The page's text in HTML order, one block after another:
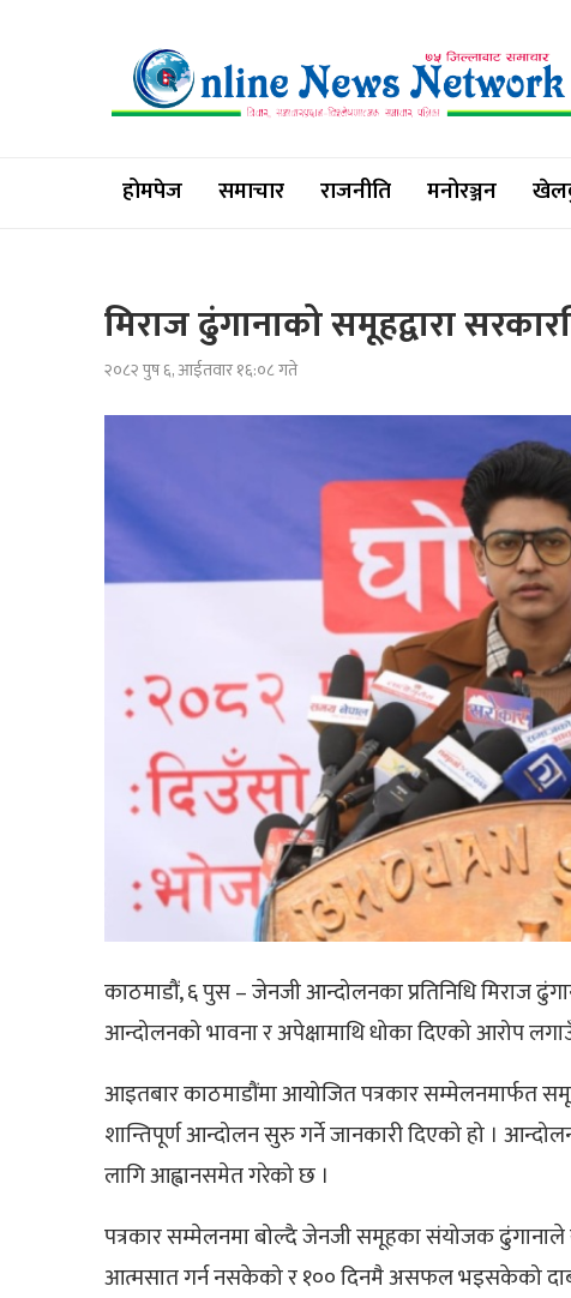
होमपेज समाचार राजनीति मनोरञ्जन
मिराज ढुंगानाको समूहद्वारा
२०८२ पुष ६, आईतवार १६:०८ गते
काठमाडौं, ६ पुस – जेनजी आन्दोलनका प्रतिनिधि मिराज
आन्दोलनको भावना र अपेक्षामाथि धोका दिएको आरोप
आइतबार काठमाडौंमा आयोजित पत्रकार सम्मेलनमार्फत
शान्तिपूर्ण आन्दोलन सुरु गर्ने जानकारी दिएको हो ।
लागि आह्वानसमेत गरेको छ ।
पत्रकार सम्मेलनमा बोल्दै जेनजी समूहका संयोजक
आत्मसात गर्न नसकेको र १०० दिनमै असफल भइसकेको